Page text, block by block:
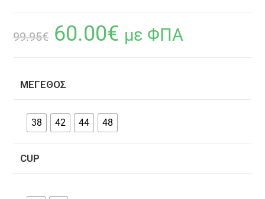
99.95€ 60.00€ με ΦΠΑ
ΜΈΓΕΘΟΣ
38 42 44 48
CUP